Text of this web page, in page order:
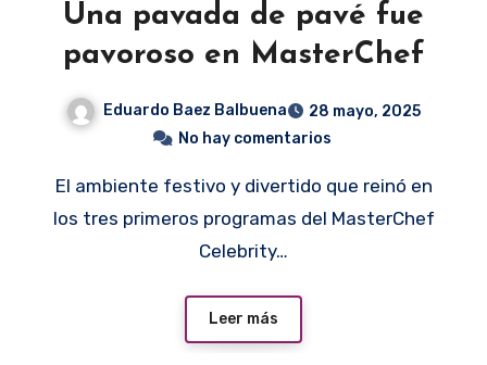
Una pavada de pavé fue
pavoroso en MasterChef
Eduardo Baez Balbuena
28 mayo, 2025
No hay comentarios
El ambiente festivo y divertido que reinó en
los tres primeros programas del MasterChef
Celebrity…
Leer más